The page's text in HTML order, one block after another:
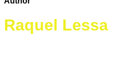
Raquel Lessa